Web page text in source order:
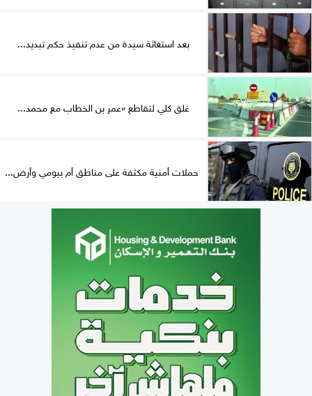
بعد استغاثة سيدة من عدم تنفيذ حكم تبديد...
غلق كلي لتقاطع «عمر بن الخطاب مع محمد...
حملات أمنية مكثفة على مناطق أم بيومي وأرض...